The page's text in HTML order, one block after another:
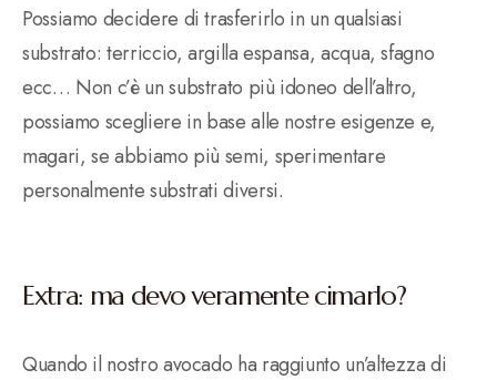
Possiamo decidere di trasferirlo in un qualsiasi
substrato: terriccio, argilla espansa, acqua, sfagno
ecc… Non c’è un substrato più idoneo dell’altro,
possiamo scegliere in base alle nostre esigenze e,
magari, se abbiamo più semi, sperimentare
personalmente substrati diversi.
Extra: ma devo veramente cimarlo?
Quando il nostro avocado ha raggiunto un’altezza di